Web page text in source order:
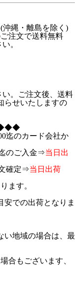
(沖縄・離島を除く)
注文で送料無料
。
。ご注文後、送料
らせいたしますの
◆◆◆
迄のカード会社か
のご入金⇒当日出
確定⇒当日出荷
ます。
安での出荷となりま
い地域の場合は、最
合もございます、